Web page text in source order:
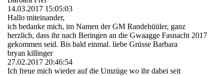
14.03.2017 15:05:03
Hallo miteinander,
ich bedanke mich, im Namen der GM Randehüüler, ganz
herzlich, dass ihr nach Beringen an die Gwaagge Fasnacht 2017
gekommen seid. Bis bald einmal. liebe Grüsse Barbara
bryan killinger
27.02.2017 20:46:54
Ich freue mich wieder auf die Umzüge wo ihr dabei seit